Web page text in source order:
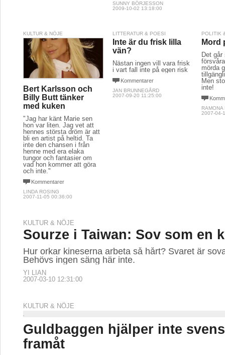
SUNNY BÖRJESSON
2009-10-02 13:18:00
KULTUR & NÖJE
Bert Karlsson och
Billy Butt tänker
med kuken
"Jag har känt Marie sen
hon var liten. Jag vet att
hennes största dröm är att
bli en artist på heltid. Ta
inte den chansen i från
henne med era elaka
tungor och fantasier om
vad hon kommer att göra
och inte."
Kommentarer
LINDA ROSING
2007-11-05 00:36:00
LITTERATUR & POESI
Inte är du frisk lilla
vän?
Nästan ingen vill vara frisk
i vart fall inte på egen risk
Kommentarer
JAN BRUNNEGÅRD
2007-09-20 11:25:00
POLITIK
Mord
Det
mörda
Men
inte!
RAMONA
2007-04-
KULTUR & NÖJE
Sourze i Taiwan: Sov som en
Hur orkar kineserna arbeta så hårt? Svaret är
Behövs ingen säng här inte.
YI LIAN
2007-03-10 12:31:00
KULTUR & NÖJE
Guldbaggen hjälper inte
framåt